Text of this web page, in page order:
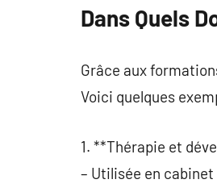
Dans Quels
Grâce aux
Voici quelques
1. **Thérapie et
– Utilisée en